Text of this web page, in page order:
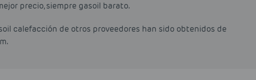
precio, siempre gasoil barato.
calefacción de otros proveedores han sido obtenidos de